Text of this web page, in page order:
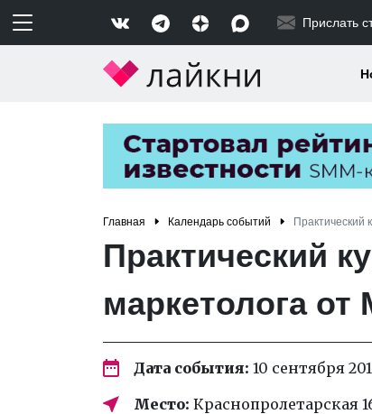
Прислать
Главная Календарь событий Практический
Практический
маркетолога от
Дата события: 10 сентября
Место: Краснопролетарская